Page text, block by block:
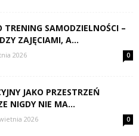
TRENING SAMODZIELNOŚCI –
ZAJĘCIAMI, A...
2026 0
JAKO PRZESTRZEŃ
NIGDY NIE MA...
2026 0